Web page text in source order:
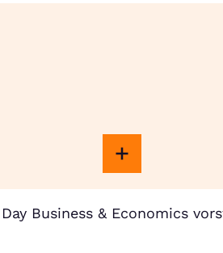
Business & Economics